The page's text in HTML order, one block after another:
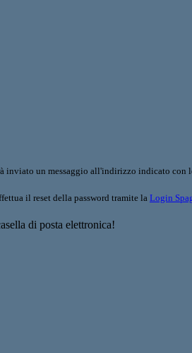
inviato un messaggio all'indirizzo indicato con
il reset della password tramite la Login
di posta elettronica!